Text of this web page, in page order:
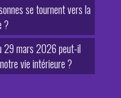
se tournent vers la
?
29 mars 2026 peut-il
vie intérieure ?